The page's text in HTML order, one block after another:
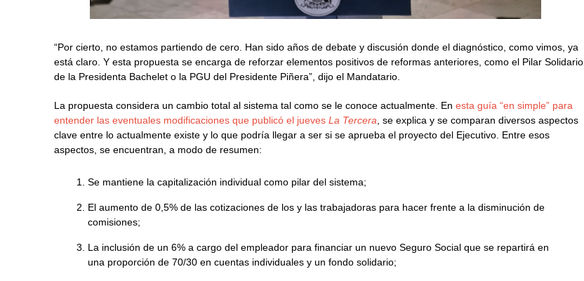
“Por cierto, no estamos partiendo de cero. Han sido años de debate y discusión donde el diagnóstico, como vimos, ya
está claro. Y esta propuesta se encarga de reforzar elementos positivos de reformas anteriores, como el Pilar Solidario
de la Presidenta Bachelet o la PGU del Presidente Piñera”, dijo el Mandatario.
La propuesta considera un cambio total al sistema tal como se le conoce actualmente. Enesta guía “en simple” para
entender las eventuales modificaciones que publicó el juevesLa Tercera, se explica y se comparan diversos aspectos
clave entre lo actualmente existe y lo que podría llegar a ser si se aprueba el proyecto del Ejecutivo. Entre esos
aspectos, se encuentran, a modo de resumen:
Se mantiene la capitalización individual como pilar del sistema;
El aumento de 0,5% de las cotizaciones de los y las trabajadoras para hacer frente a la disminución de
comisiones;
La inclusión de un 6% a cargo del empleador para financiar un nuevo Seguro Social que se repartirá en
una proporción de 70/30 en cuentas individuales y un fondo solidario;